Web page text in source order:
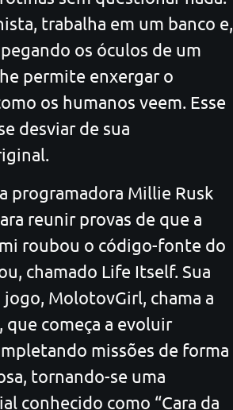
trabalha em um banco e,
pegando os óculos de um
permite enxergar o
os humanos veem. Esse
desviar de sua
programadora Millie Rusk
reunir provas de que a
roubou o código-fonte do
chamado Life Itself. Sua
MolotovGirl, chama a
que começa a evoluir
missões de forma
tornando-se uma
conhecido como “Cara da